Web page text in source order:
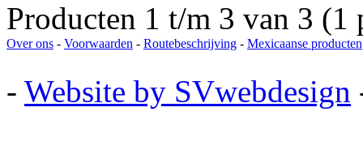
Producten 1 t/m 3 van 3 (1
Over ons - Voorwaarden - Routebeschrijving - Mexicaanse producten
- Website by SVwebdesign